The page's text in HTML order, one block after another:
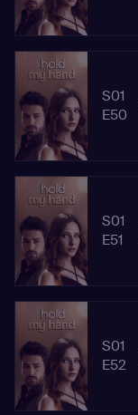
S01
E50
S01
E51
S01
E52